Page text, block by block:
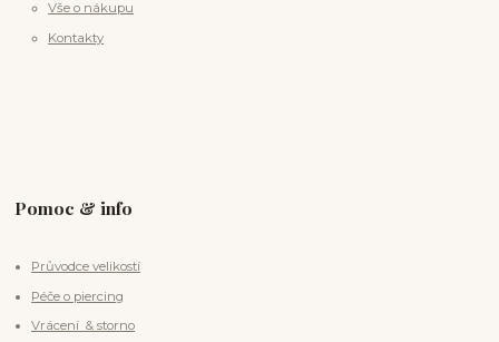
Vše o nákupu
Kontakty
Pomoc & info
Průvodce velikostí
Péče o piercing
Vrácení & storno